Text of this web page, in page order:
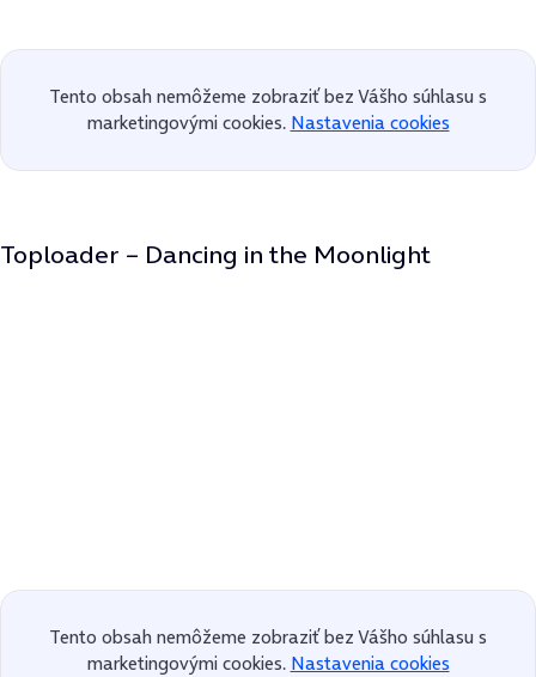
Tento obsah nemôžeme zobraziť bez Vášho súhlasu s
marketingovými cookies. Nastavenia cookies
Toploader – Dancing in the Moonlight
Tento obsah nemôžeme zobraziť bez Vášho súhlasu s
marketingovými cookies. Nastavenia cookies